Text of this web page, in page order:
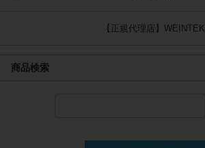
【正規代理店】WEINTEK
商品検索